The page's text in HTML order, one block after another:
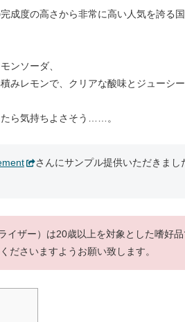
成度の高さから非常に高い人気を誇る
ンソーダ、
みレモンで、クリアな酸味とジューシ
ら気持ちよさそう……。
さんにサンプル提供いただきまし
イザー）は20歳以上を対象とした嗜好品
ださいますようお願い致します。